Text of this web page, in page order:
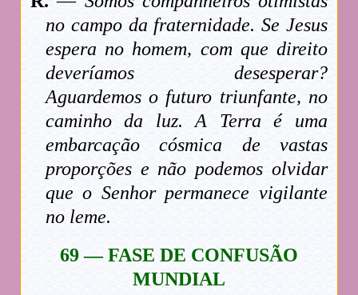
no campo da fraternidade. Se Jesus
espera no homem, com que direito
deveríamos desesperar?
Aguardemos o futuro triunfante, no
caminho da luz. A Terra é uma
embarcação cósmica de vastas
proporções e não podemos olvidar
que o Senhor permanece vigilante
no leme.
69 — FASE DE CONFUSÃO
MUNDIAL